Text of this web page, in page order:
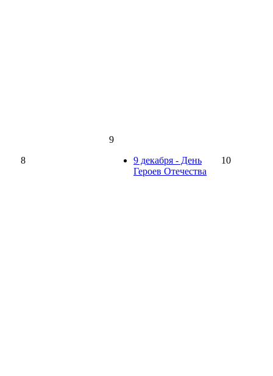
8
9
9 декабря - День
Героев Отечества
10